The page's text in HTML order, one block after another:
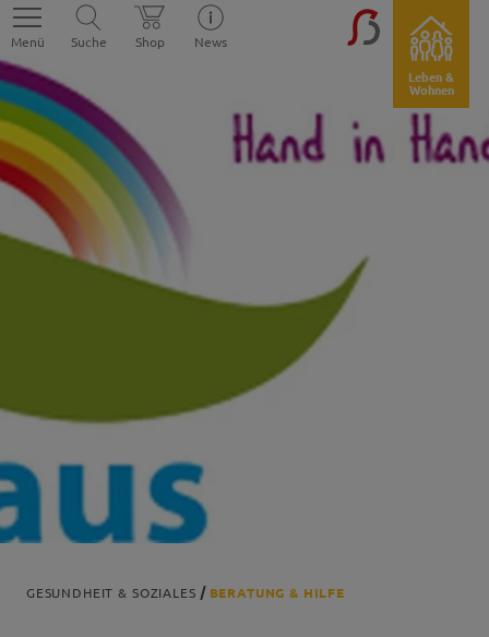
Menü Suche Shop
News
Leben &
Wohnen
GESUNDHEIT & SOZIALES BERATUNG & HILFE